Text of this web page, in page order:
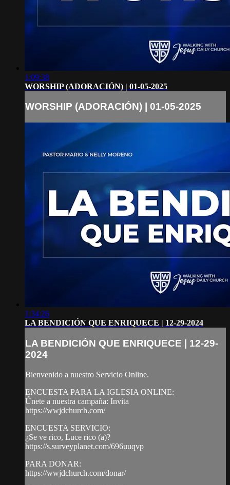
1:09:38
WORSHIP (ADORACIÓN) | 01-05-2025
WORSHIP (ADORACIÓN) | 01-05-2025
1:34:26
LA BENDICIÓN QUE ENRIQUECE | 12-29-2024
LA BENDICIÓN QUE ENRIQUECE | 12-29-
2024
Bienvenido a nuestro Servicio Online.
ENCUESTA PARA LA IGLESIA ONLINE:
Únete a nuestra campaña: Invita
https://wwjdchurch.com/
ENCUESTA SERVICIO:
¿Se ve rico, Luce rico (a)?
https://s.surveyplanet.com/696uuqvp
PARA DONAR:
https://wwjdchurch.com/donar/